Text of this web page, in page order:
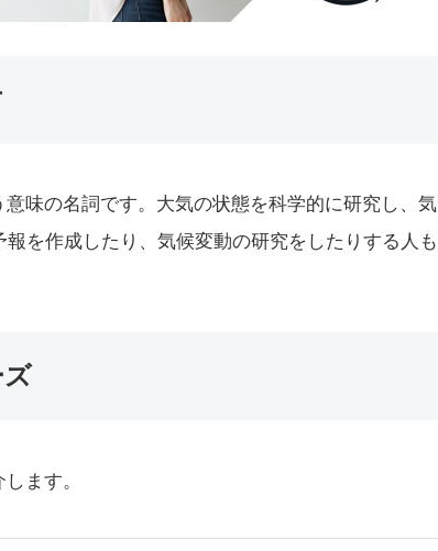
味の名詞です。大気の状態を科学的に研究し、気
を作成したり、気候変動の研究をしたりする人も
ます。